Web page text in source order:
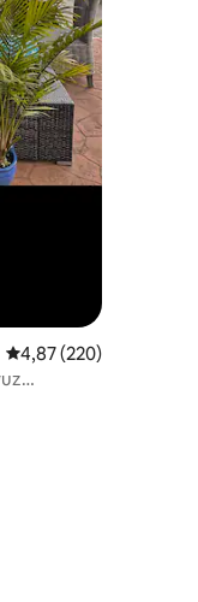
5 üzerinden ortalama
4,87 (220)